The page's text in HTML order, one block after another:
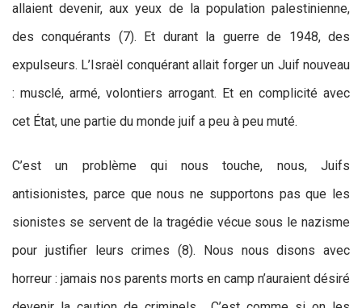
allaient devenir, aux yeux de la population palestinienne,
des conquérants (7). Et durant la guerre de 1948, des
expulseurs. L’Israël conquérant allait forger un Juif nouveau
: musclé, armé, volontiers arrogant. Et en complicité avec
cet État, une partie du monde juif a peu à peu muté.
C’est un problème qui nous touche, nous, Juifs
antisionistes, parce que nous ne supportons pas que les
sionistes se servent de la tragédie vécue sous le nazisme
pour justifier leurs crimes (8). Nous nous disons avec
horreur : jamais nos parents morts en camp n’auraient désiré